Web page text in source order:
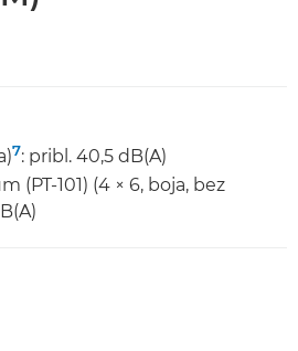
7: pribl. 40,5 dB(A)
(PT-101) (4 × 6, boja, bez